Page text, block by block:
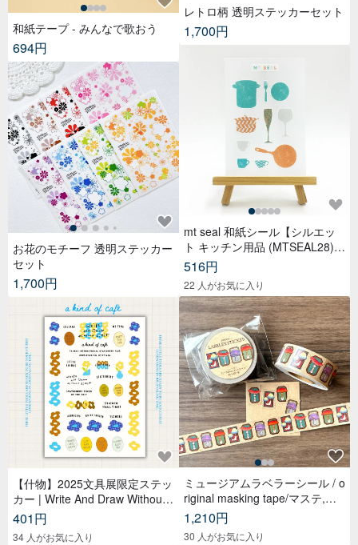
和紙テープ - みんなで歌おう
694円
お花のモチーフ 透明ステッカー
セット
1,700円
【什物】2025文具展限定ステッ
カー | Write And Draw Without
Limited
401円
34 人がお気に入り
レトロ柄 透明ステッカーセット
1,700円
mt seal 和紙シール【シルエッ
ト キッチン用品 (MTSEAL28)】
2017AW
516円
22 人がお気に入り
ミュージアムラベラーシール / o
riginal masking tape/マステ,美
纹纸胶带,文具,ステーショナリ
ー,紙もの,紙膠帶,贴纸
1,210円
30 人がお気に入り